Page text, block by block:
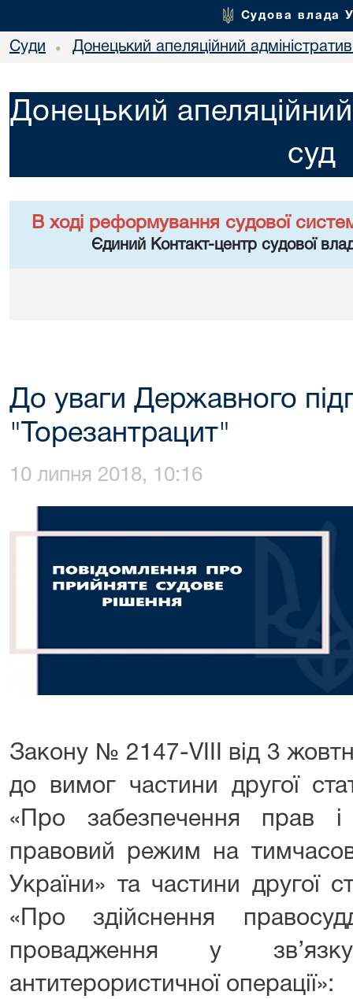
Судова влада
Суди • Донецький апеляційний
Донецький
суд
В ході реформування судової
Єдиний Контакт-центр судової
До уваги Державного
"Торезантрацит"
10 липня 2018, 10:16
Закону № 2147-VIII від 3
до вимог частини другої
«Про забезпечення прав
правовий режим на
України» та частини другої
«Про здійснення
провадження у
антитерористичної операції»: